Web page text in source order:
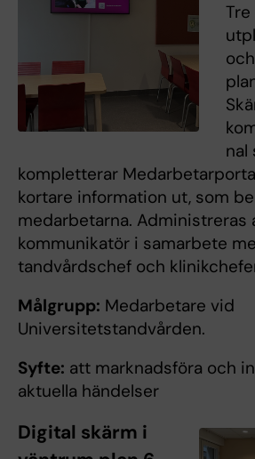
nal
kompletterar
kortare information ut, som
medarbetarna. Administreras
kommunikatör i samarbete
tandvårdschef och
Målgrupp: Medarbetare vid
Universitetstandvården.
Syfte: att marknadsföra och
aktuella händelser
Digital skärm i